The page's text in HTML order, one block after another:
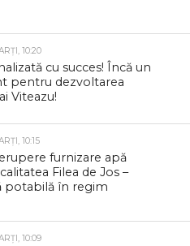
10:20
cu succes! Încă un
pentru dezvoltarea
Viteazu!
10:15
furnizare apă
Filea de Jos –
potabilă în regim
10:09